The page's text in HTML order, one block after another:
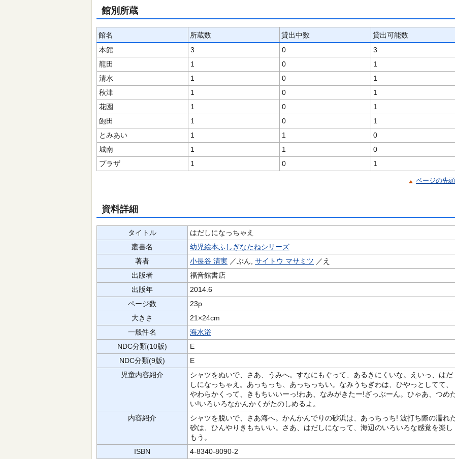
館別所蔵
館名 所蔵数 貸出中数
貸出可能数
本館
3 0
3
龍田
1 0
1
清水
1 0
1
秋津
1 0
1
花園
1 0
1
飽田
1 0
1
とみあい
1 1
0
城南
1 1
0
プラザ
1 0 1
ページの先
資料詳細
タイトル
はだしになっちゃえ
叢書名
幼児絵本ふしぎなたねシリーズ
著者
小長谷 清実 ／ぶん, サイトウ マサミツ ／え
出版者
福音館書店
出版年
2014.6
ページ数
23p
大きさ
21×24cm
一般件名
海水浴
NDC分類(10版)
E
NDC分類(9版)
E
児童内容紹介
シャツをぬいで、さあ、うみへ。すなにもぐって、あるきにくいな。えいっ、はだ
しになっちゃえ。あっちっち、あっちっちい。なみうちぎわは、ひやっとしてて、
やわらかくって、きもちいいーっ!わあ、なみがきたー!ざっぶーん。ひゃあ、つめ
い!いろいろなかんかくがたのしめるよ。
内容紹介
シャツを脱いで、さあ海へ。かんかんでりの砂浜は、あっちっち! 波打ち際の濡れ
砂は、ひんやりきもちいい。さあ、はだしになって、海辺のいろいろな感覚を楽し
もう。
ISBN
4-8340-8090-2